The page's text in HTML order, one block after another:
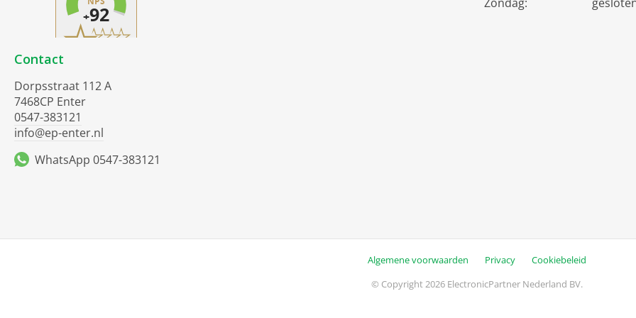
Contact
Dorpsstraat 112 A
7468CP Enter
0547-383121
info@ep-enter.nl
WhatsApp 0547-383121
Algemene voorwaarden Privacy
Cookiebeleid
© Copyright 2026 ElectronicPartner Nederland BV.